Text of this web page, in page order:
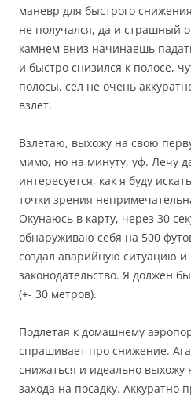
маневр для быстрого
не получался, да и страшный
камнем вниз начинаешь
и быстро снизился к полосе,
полосы, сел не очень
взлет.
Взлетаю, выхожу на свою
мимо, но на минуту, уф. Лечу
интересуется, как я буду
точки зрения
Окунаюсь в карту, через 30
обнаруживаю себя на 500
создал аварийную ситуацию
законодательство. Я должен
(+- 30 метров).
Подлетая к домашнему
спрашивает про снижение.
снижаться и идеально выхожу
захода на посадку. Аккуратно